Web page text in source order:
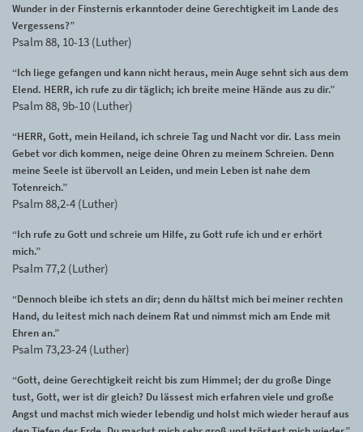
Wunder in der Finsternis erkanntoder deine Gerechtigkeit im Lande des
Vergessens?”
Psalm 88, 10-13 (Luther)
“Ich liege gefangen und kann nicht heraus, mein Auge sehnt sich aus dem
Elend. HERR, ich rufe zu dir täglich; ich breite meine Hände aus zu dir.”
Psalm 88, 9b-10 (Luther)
“HERR, Gott, mein Heiland, ich schreie Tag und Nacht vor dir. Lass mein
Gebet vor dich kommen, neige deine Ohren zu meinem Schreien. Denn
meine Seele ist übervoll an Leiden, und mein Leben ist nahe dem
Totenreich.”
Psalm 88,2-4 (Luther)
“Ich rufe zu Gott und schreie um Hilfe, zu Gott rufe ich und er erhört
mich.”
Psalm 77,2 (Luther)
“Dennoch bleibe ich stets an dir; denn du hältst mich bei meiner rechten
Hand, du leitest mich nach deinem Rat und nimmst mich am Ende mit
Ehren an.”
Psalm 73,23-24 (Luther)
“Gott, deine Gerechtigkeit reicht bis zum Himmel; der du große Dinge
tust, Gott, wer ist dir gleich? Du lässest mich erfahren viele und große
Angst und machst mich wieder lebendig und holst mich wieder herauf aus